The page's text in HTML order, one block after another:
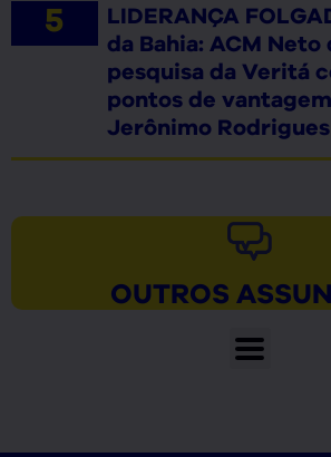
LIDERANÇA
da Bahia: ACM Neto
pesquisa da Veritá
pontos de
Jerônimo Rodrigues
OUTROS